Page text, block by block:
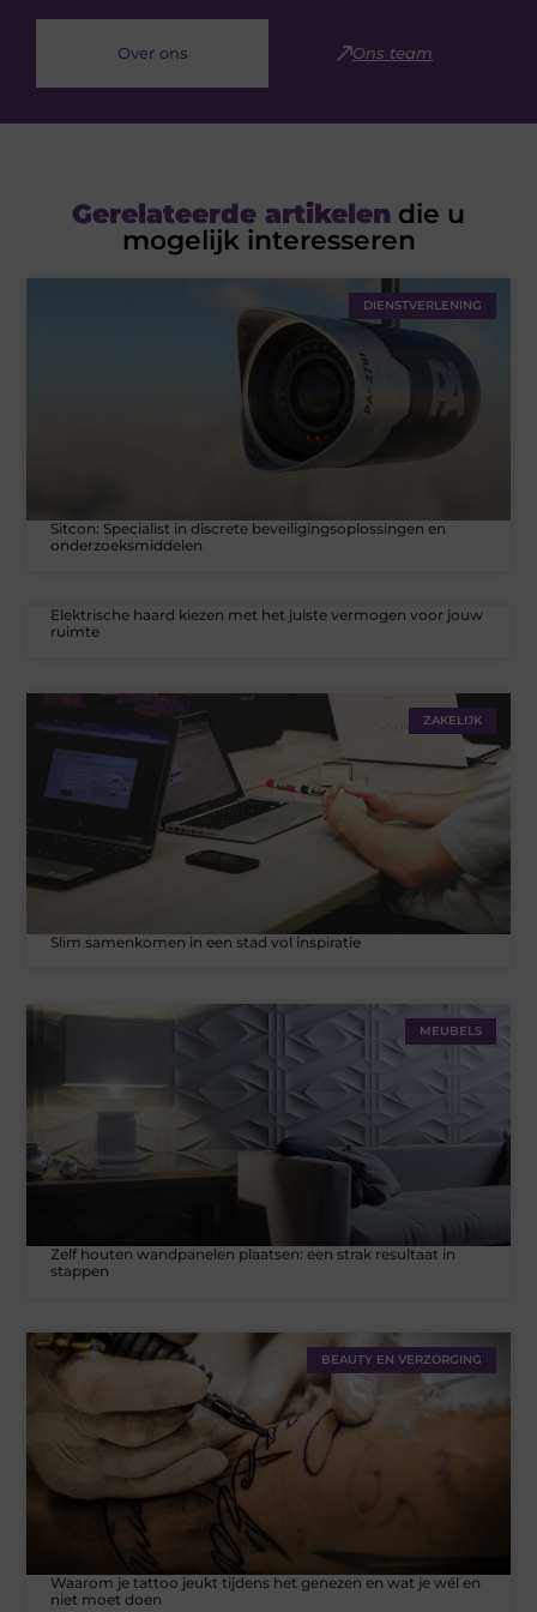
Over ons Ons team
Gerelateerde artikelen die u
mogelijk interesseren
DIENSTVERLENING
Sitcon: Specialist in discrete beveiligingsoplossingen en
onderzoeksmiddelen
Elektrische haard kiezen met het juiste vermogen voor jouw
ruimte
ZAKELIJK
Slim samenkomen in een stad vol inspiratie
MEUBELS
Zelf houten wandpanelen plaatsen: een strak resultaat in
stappen
BEAUTY EN VERZORGING
Waarom je tattoo jeukt tijdens het genezen en wat je wél en
niet moet doen